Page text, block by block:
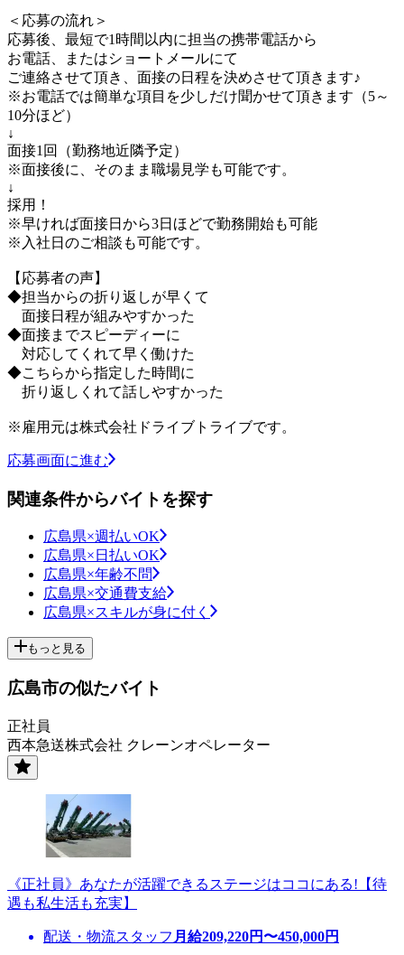
＜応募の流れ＞
応募後、最短で1時間以内に担当の携帯電話から
お電話、またはショートメールにて
ご連絡させて頂き、面接の日程を決めさせて頂きます♪
※お電話では簡単な項目を少しだけ聞かせて頂きます（5～
10分ほど）
↓
面接1回（勤務地近隣予定）
※面接後に、そのまま職場見学も可能です。
↓
採用！
※早ければ面接日から3日ほどで勤務開始も可能
※入社日のご相談も可能です。
【応募者の声】
◆担当からの折り返しが早くて
面接日程が組みやすかった
◆面接までスピーディーに
対応してくれて早く働けた
◆こちらから指定した時間に
折り返しくれて話しやすかった
※雇用元は株式会社ドライブトライブです。
応募画面に進む
関連条件からバイトを探す
広島県×週払いOK
広島県×日払いOK
広島県×年齢不問
広島県×交通費支給
広島県×スキルが身に付く
もっと見る
広島市の似たバイト
正社員
西本急送株式会社 クレーンオペレーター
《正社員》あなたが活躍できるステージはココにある!【待
遇も私生活も充実】
配送・物流スタッフ 月給209,220円〜450,000円